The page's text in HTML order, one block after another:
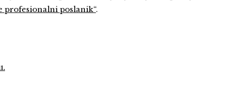
profesionalni poslanik“.